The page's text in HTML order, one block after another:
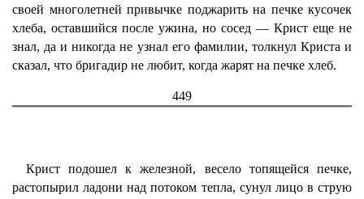
своей многолетней привычке поджарить на печке кусочек
хлеба, оставшийся после ужина, но сосед — Крист еще не
знал, да и никогда не узнал его фамилии, толкнул Криста и
сказал, что бригадир не любит, когда жарят на печке хлеб.
449
Крист подошел к железной, весело топящейся печке,
растопырил ладони над потоком тепла, сунул лицо в струю